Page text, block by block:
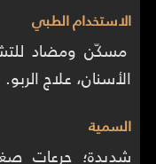
الاستخدام الطبي
مسكّن ومضاد
الأسنان، علاج الربو.
السمية
شديدة؛ جرعات